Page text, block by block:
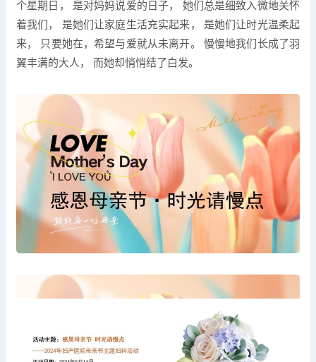
个星期日， 是对妈妈说爱的日子， 她们总是细致入微地关怀
着我们， 是她们让家庭生活充实起来， 是她们让时光温柔起
来， 只要她在，希望与爱就从未离开。 慢慢地我们长成了羽
翼丰满的大人， 而她却悄悄结了白发。